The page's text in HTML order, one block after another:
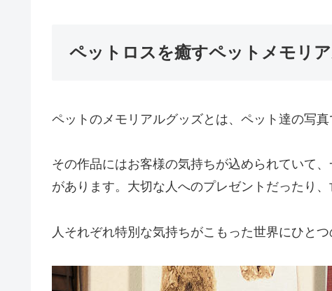
ペットロスを癒すペットメモリ
ペットのメモリアルグッズとは、ペット達の写
その作品にはお客様の気持ちが込められていて
があります。大切な人へのプレゼントだったり
人それぞれ特別な気持ちがこもった世界にひとつ